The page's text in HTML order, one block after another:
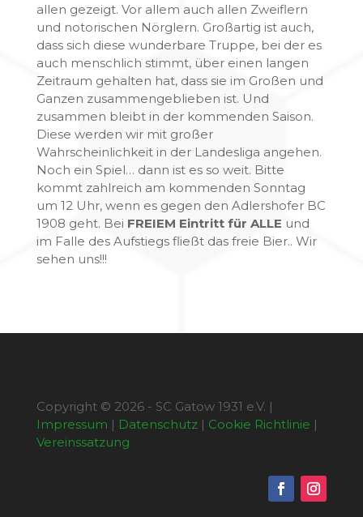
allen gezeigt. Vor allem auch allen Zweiflern
und notorischen Nörglern. Großartig ist auch,
dass sich diese wunderbare Truppe, bei der es
auch menschlich stimmt, über einen langen
Zeitraum gehalten hat, dass sie im Großen und
Ganzen zusammengeblieben ist. Und
zusammen bleibt in der kommenden Saison.
Diese werden wir mit großer
Wahrscheinlichkeit in der Landesliga angehen.
Noch ein Spiel… dann ist es so weit. Bitte
kommt zahlreich am kommenden Sonntag
um 12 Uhr, wenn es gegen den Adlershofer BC
1908 geht. Bei FREIEM Eintritt für ALLE und
im Falle des Aufstiegs fließt das freie Bier.. Wir
sehen uns!!!
Copyright © 2026 - SC Gatow 1931 e.V. |
Impressum | Datenschutz| Cookie Richtlinie |
Vereinssatzung